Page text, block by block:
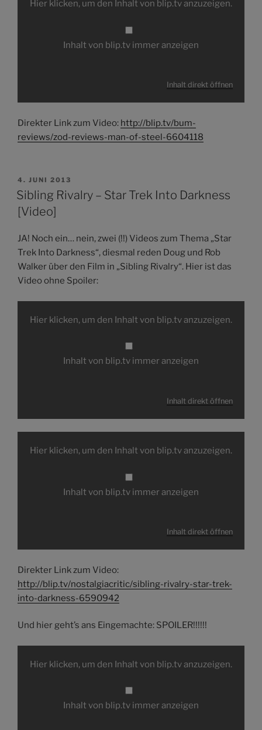
blip.tvHier klicken, um den Inhalt von blip.tv anzuzeigen.
Inhalt von blip.tv immer anzeigen
Inhalt direkt öffnen
Direkter Link zum Video: http://blip.tv/bum-
reviews/zod-reviews-man-of-steel-6604118
VERÖFFENTLICHT
AM
4. JUNI 2013
Sibling Rivalry – Star Trek Into Darkness
[Video]
JA! Noch ein… nein, zwei (!!) Videos zum Thema „Star
Trek Into Darkness“, diesmal reden Doug und Rob
Walker über den Film in „Sibling Rivalry“. Hier ist das
Video ohne Spoiler:
Inhalt
blip.tv
Hier klicken, um den Inhalt von blip.tv anzuzeigen.
Inhalt von blip.tv immer anzeigen
Inhalt direkt öffnen
Inhalt
blip.tv
Hier klicken, um den Inhalt von blip.tv anzuzeigen.
Inhalt von blip.tv immer anzeigen
Inhalt direkt öffnen
Direkter Link zum Video:
http://blip.tv/nostalgiacritic/sibling-rivalry-star-trek-
into-darkness-6590942
Und hier geht’s ans Eingemachte: SPOILER!!!!!!
Inhalt
blip.tv
Hier klicken, um den Inhalt von blip.tv anzuzeigen.
Inhalt von blip.tv immer anzeigen